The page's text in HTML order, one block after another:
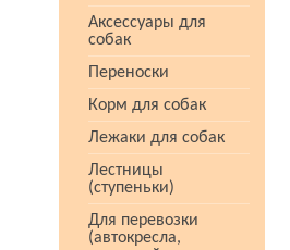
Аксессуары для
собак
Переноски
Корм для собак
Лежаки для собак
Лестницы
(ступеньки)
Для перевозки
(автокресла,